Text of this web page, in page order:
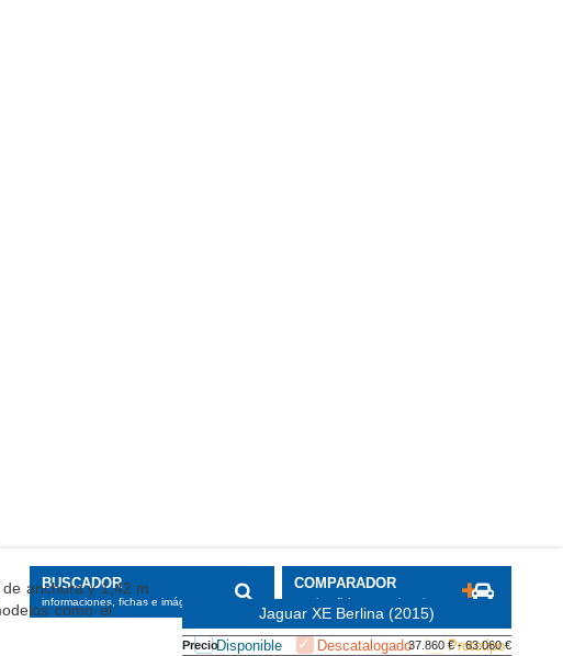
BUSCADOR
informaciones, fichas e imágenes
COMPARADOR
precios, fichas y equipamiento
Disponible Descatalogado Prototipo
anchura y 1,42 m
como elAudi
Jaguar XE Berlina (2015)
Precio
37.860 € - 63.060 €